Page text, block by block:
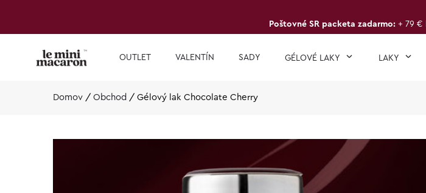
Poštovné SR packeta zadarmo: + 79 €
OUTLET VALENTÍN SADY GÉLOVÉ LAKY LAKY
Domov / Obchod / Gélový lak Chocolate Cherry